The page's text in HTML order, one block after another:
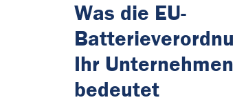
Was die EU-
Ihr Unternehmen
bedeutet